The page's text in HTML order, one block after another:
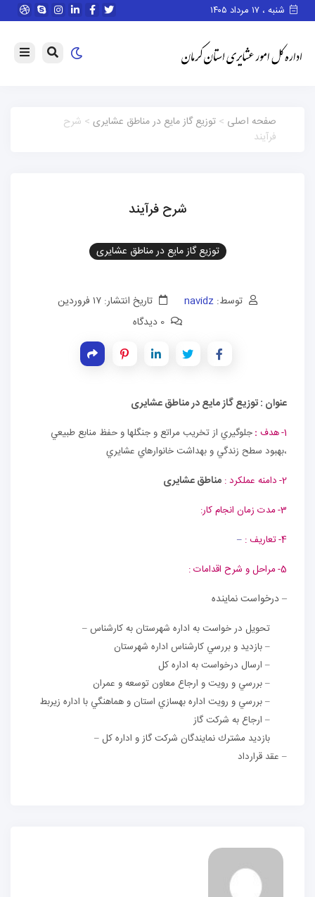
شنبه ، ۱۷ مرداد ۱۴۰۵
صفحه اصلی > توزیع گاز مایع در مناطق عشایری > شرح
فرآیند
شرح فرآیند
توزیع گاز مایع در مناطق عشایری
توسط: navidz
تاریخ انتشار: ۱۷ فروردین
عنوان :توزیع گاز مایع در مناطق عشایری
1- هدف :جلوگيري از تخريب مراتع و جنگلها و حفظ منابع طبيعي
،بهبود سطح زندگي و بهداشت خانوارهاي عشايري
2- دامنه عملكرد : مناطق عشایری
3- مدت زمان انجام كار:
4- تعاريف : –
5- مراحل و شرح اقدامات :
– درخواست نماینده
تحويل در خواست به اداره شهرستان به كارشناس–
– بازديد و بررسي كارشناس اداره شهرستان
– ارسال درخواست به ادارهكل
– بررسي و رويت و ارجاع معاون توسعه و عمران
– بررسي و رويت اداره بهسازي استانو هماهنگي با اداره زيربط
– ارجاع به شركت گاز
بازديد مشترك نمايندگان شركت گاز و اداره كل –
– عقد قرارداد